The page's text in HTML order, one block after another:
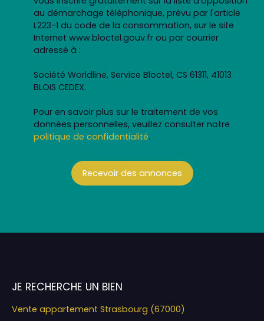
au démarchage téléphonique, prévu par l'article
L223-1 du code de la consommation, sur le site
Internet www.bloctel.gouv.fr ou par courrier
adressé à :
Société Worldline, Service Bloctel, CS 61311, 41013
BLOIS CEDEX.
Pour en savoir plus sur le traitement de vos
données personnelles, veuillez consulter notre
politique de confidentialité.
Recevoir des annonces
JE RECHERCHE UN BIEN
Vente appartement Strasbourg (67000)